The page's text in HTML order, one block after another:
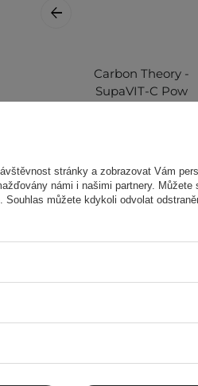
Carbon Theory -
SupaVIT-C Pow
30 ml
stránky a zobrazovat Vám
námi i našimi partnery. Můžete
můžete kdykoli odvolat